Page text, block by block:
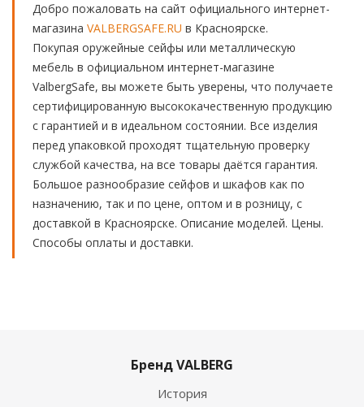
Добро пожаловать на сайт официального интернет-
магазина VALBERGSAFE.RU в Красноярске.
Покупая оружейные сейфы или металлическую
мебель в официальном интернет-магазине
ValbergSafe, вы можете быть уверены, что получаете
сертифицированную высококачественную продукцию
с гарантией и в идеальном состоянии. Все изделия
перед упаковкой проходят тщательную проверку
службой качества, на все товары даётся гарантия.
Большое разнообразие сейфов и шкафов как по
назначению, так и по цене, оптом и в розницу, с
доставкой в Красноярске. Описание моделей. Цены.
Способы оплаты и доставки.
Бренд VALBERG
История